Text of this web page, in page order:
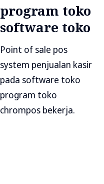
program toko
software toko
Point of sale pos
system penjualan kasir
pada software toko
program toko
chrompos bekerja.